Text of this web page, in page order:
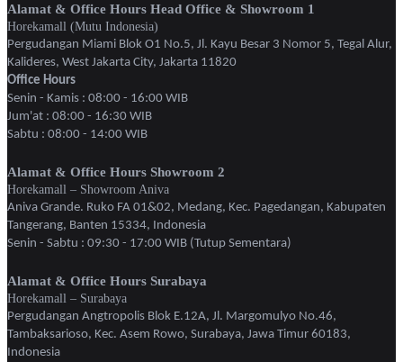
Alamat & Office Hours Head Office & Showroom 1
Horekamall (Mutu Indonesia)
Pergudangan Miami Blok O1 No.5, Jl. Kayu Besar 3 Nomor 5, Tegal Alur,
Kalideres, West Jakarta City, Jakarta 11820
Office Hours
Senin - Kamis : 08:00 - 16:00 WIB
Jum'at : 08:00 - 16:30 WIB
Sabtu : 08:00 - 14:00 WIB
Alamat & Office Hours Showroom 2
Horekamall – Showroom Aniva
Aniva Grande. Ruko FA 01&02, Medang, Kec. Pagedangan, Kabupaten
Tangerang, Banten 15334, Indonesia
Senin - Sabtu : 09:30 - 17:00 WIB (Tutup Sementara)
Alamat & Office Hours Surabaya
Horekamall – Surabaya
Pergudangan Angtropolis Blok E.12A, Jl. Margomulyo No.46,
Tambaksarioso, Kec. Asem Rowo, Surabaya, Jawa Timur 60183,
Indonesia